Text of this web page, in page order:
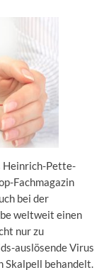
Heinrich-Pette-
Fachmagazin
bei der
weltweit einen
nur zu
auslösende Virus
Skalpell behandelt.